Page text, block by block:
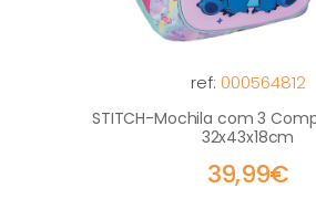
ref: 000564812
STITCH-Mochila com 3
32x43x18cm
39,99€